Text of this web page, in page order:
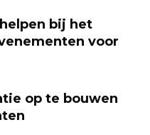
bij het
voor
op te bouwen